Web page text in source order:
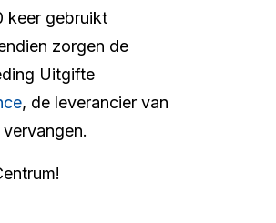
keer gebruikt
zorgen de
Uitgifte
, de leverancier van